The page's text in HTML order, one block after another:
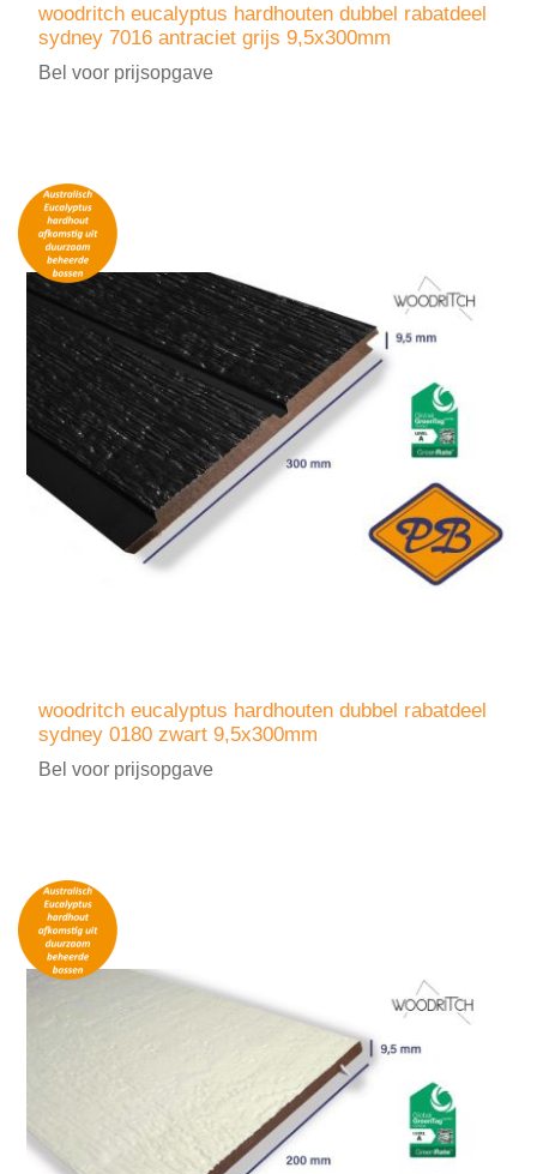
woodritch eucalyptus hardhouten dubbel rabatdeel
sydney 7016 antraciet grijs 9,5x300mm
Bel voor prijsopgave
woodritch eucalyptus hardhouten dubbel rabatdeel
sydney 0180 zwart 9,5x300mm
Bel voor prijsopgave